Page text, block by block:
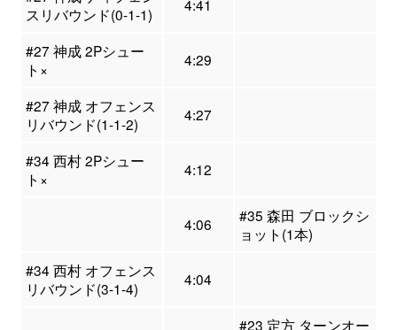
スリバウンド(0-1-1)
4:41
#27 神成 2Pシュー
ト×
4:29
#27 神成 オフェンス
リバウンド(1-1-2)
4:27
#34 西村 2Pシュー
ト×
4:12
4:06
#35 森田 ブロックシ
ョット(1本)
#34 西村 オフェンス
リバウンド(3-1-4)
4:04
#23 定方 ターンオー